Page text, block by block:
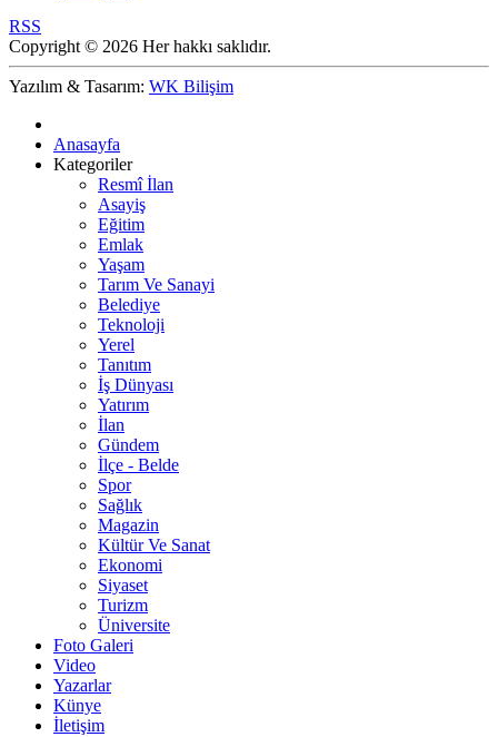
RSS
Copyright © 2026 Her hakkı saklıdır.
Yazılım & Tasarım: WK Bilişim
Anasayfa
Kategoriler
Resmî İlan
Asayiş
Eğitim
Emlak
Yaşam
Tarım Ve Sanayi
Belediye
Teknoloji
Yerel
Tanıtım
İş Dünyası
Yatırım
İlan
Gündem
İlçe - Belde
Spor
Sağlık
Magazin
Kültür Ve Sanat
Ekonomi
Siyaset
Turizm
Üniversite
Foto Galeri
Video
Yazarlar
Künye
İletişim